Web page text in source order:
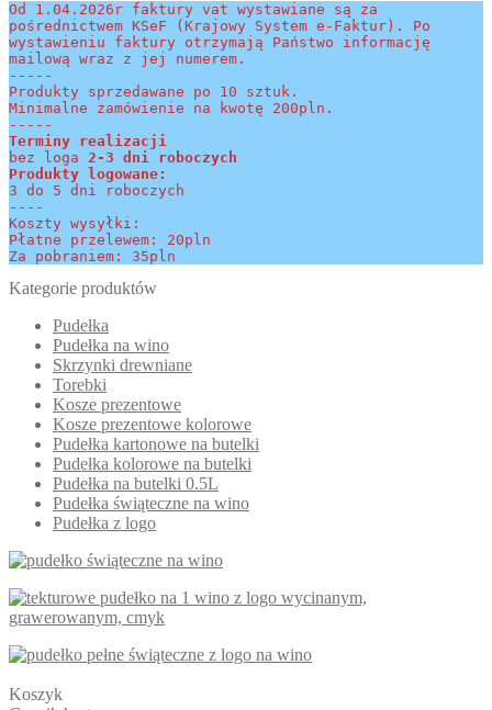
można
wybrać
na
produktu
najnowszych
Od 1.04.2026r faktury vat wystawiane są za
pośrednictwem KSeF (Krajowy System e-Faktur). Po
wystawieniu faktury otrzymają Państwo informację
mailową wraz z jej numerem.
-----
Produkty sprzedawane po 10 sztuk.
Minimalne zamówienie na kwotę 200pln.
-----
Terminy realizacji
bez loga 2-3 dni roboczych
Produkty logowane:
3 do 5 dni roboczych
----
Koszty wysyłki:
Płatne przelewem: 20pln
Za pobraniem: 35pln
Kategorie produktów
Pudełka
Pudełka na wino
Skrzynki drewniane
Torebki
Kosze prezentowe
Kosze prezentowe kolorowe
Pudełka kartonowe na butelki
Pudełka kolorowe na butelki
Pudełka na butelki 0.5L
Pudełka świąteczne na wino
Pudełka z logo
Koszyk